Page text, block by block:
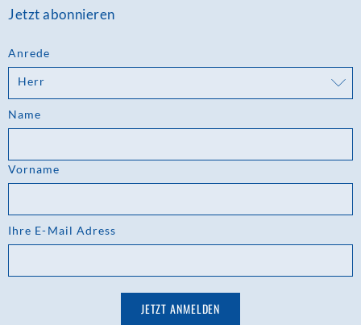
Jetzt abonnieren
Anrede
Herr
Name
Vorname
Ihre E-Mail Adress